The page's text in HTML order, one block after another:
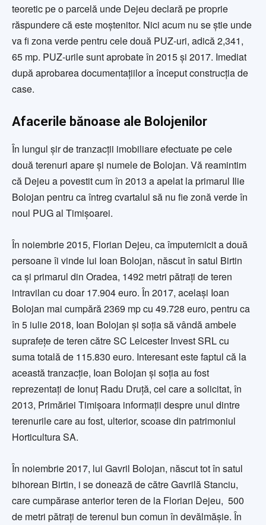
teoretic pe o parcelă unde Dejeu declară pe proprie
răspundere că este moștenitor. Nici acum nu se știe unde
va fi zona verde pentru cele două PUZ-uri, adică 2,341,
65 mp. PUZ-urile sunt aprobate în 2015 și 2017. Imediat
după aprobarea documentațiilor a început construcția de
case.
Afacerile bănoase ale Bolojenilor
În lungul șir de tranzacții imobiliare efectuate pe cele
două terenuri apare și numele de Bolojan. Vă reamintim
că Dejeu a povestit cum în 2013 a apelat la primarul Ilie
Bolojan pentru ca întreg cvartalul să nu fie zonă verde în
noul PUG al Timișoarei.
În noiembrie 2015, Florian Dejeu, ca împuternicit a două
persoane îi vinde lui Ioan Bolojan, născut în satul Birtin
ca și primarul din Oradea, 1492 metri pătrați de teren
intravilan cu doar 17.904 euro. În 2017, același Ioan
Bolojan mai cumpără 2369 mp cu 49.728 euro, pentru ca
în 5 iulie 2018, Ioan Bolojan și soția să vândă ambele
suprafețe de teren către SC Leicester Invest SRL cu
suma totală de 115.830 euro. Interesant este faptul că la
această tranzacție, Ioan Bolojan și soția au fost
reprezentați de Ionuț Radu Druță, cel care a solicitat, în
2013, Primăriei Timișoara informații despre unul dintre
terenurile care au fost, ulterior, scoase din patrimoniul
Horticultura SA.
În noiembrie 2017, lui Gavril Bolojan, născut tot în satul
bihorean Birtin, i se donează de către Gavrilă Stanciu,
care cumpărase anterior teren de la Florian Dejeu, 500
de metri pătrați de terenul bun comun în devălmășie. În